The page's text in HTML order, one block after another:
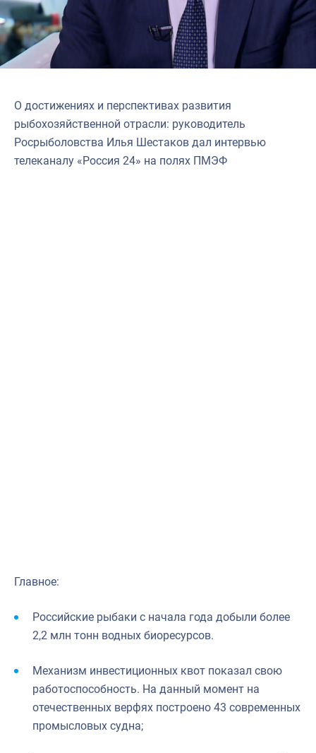
Научно-практическая литература
Рыбоохрана России
Отрасль в цифрах
Большая африканская экспедиция
Укрепление духовно-нравственных ценностей
О достижениях и перспективах развития
рыбохозяйственной отрасли: руководитель
Росрыболовства Илья Шестаков дал интервью
телеканалу «Россия 24» на полях ПМЭФ
Главное:
Российские рыбаки с начала года добыли более
2,2 млн тонн водных биоресурсов.
Механизм инвестиционных квот показал свою
работоспособность. На данный момент на
отечественных верфях построено 43 современных
промысловых судна;